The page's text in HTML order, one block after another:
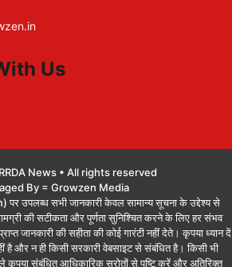
Us
News • All rights reserved
By = Growzen Media
उपलब्ध सभी जानकारी केवल सामान्य सूचना के उद्देश्य से
की सटीकता और पूर्णता सुनिश्चित करने के लिए हर संभव
जानकारी की सहीता की कोई गारंटी नहीं देते। कृपया ध्यान दें
है और न ही किसी सरकारी वेबसाइट से संबंधित है। किसी भी
कृपया संबंधित आधिकारिक स्रोतों से पुष्टि करें और अतिरिक्त